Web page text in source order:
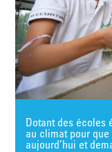
Dotant des écoles
au climat pour
aujourd’hui et